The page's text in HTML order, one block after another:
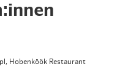
Hobenköök Restaurant